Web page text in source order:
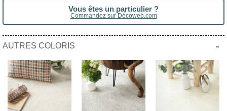
Vous êtes un particulier ?
Commandez sur Décoweb.com
AUTRES COLORIS -